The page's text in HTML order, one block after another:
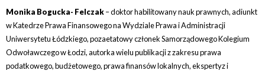
Monika Bogucka- Felczak– doktor habilitowany nauk prawnych, adiunkt
w Katedrze Prawa Finansowego na Wydziale Prawa i Administracji
Uniwersytetu Łódzkiego, pozaetatowy członek Samorządowego Kolegium
Odwoławczego w Łodzi, autorka wielu publikacji z zakresu prawa
podatkowego, budżetowego, prawa finansów lokalnych, ekspertyz i